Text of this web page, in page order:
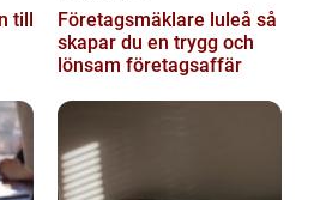
Företagsmäklare luleå så
skapar du en trygg och
lönsam företagsaffär